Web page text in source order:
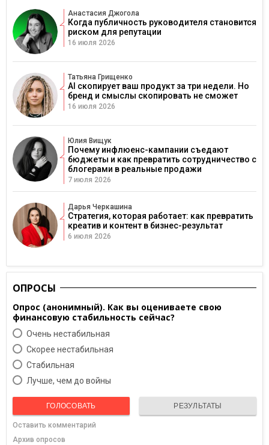
Анастасия Джогола
Когда публичность руководителя становится
риском для репутации
16 июля 2026
Татьяна Грищенко
AI скопирует ваш продукт за три недели. Но
бренд и смыслы скопировать не сможет
16 июля 2026
Юлия Вищук
Почему инфлюенс-кампании съедают
бюджеты и как превратить сотрудничество с
блогерами в реальные продажи
7 июля 2026
Дарья Черкашина
Стратегия, которая работает: как превратить
креатив и контент в бизнес-результат
6 июля 2026
ОПРОСЫ
Опрос (анонимный). Как вы оцениваете свою
финансовую стабильность сейчас?
Очень нестабильная
Скорее нестабильная
Cтабильная
Лучше, чем до войны
ГОЛОСОВАТЬ РЕЗУЛЬТАТЫ
Оставить комментарий
Архив опросов